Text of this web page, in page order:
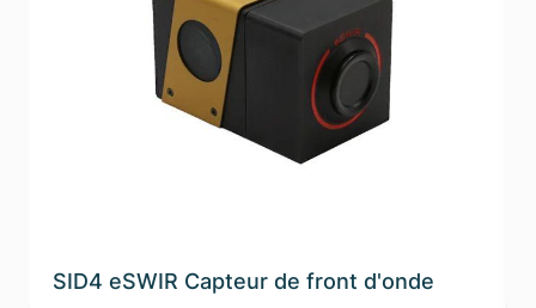
SID4 eSWIR Capteur de front d'onde